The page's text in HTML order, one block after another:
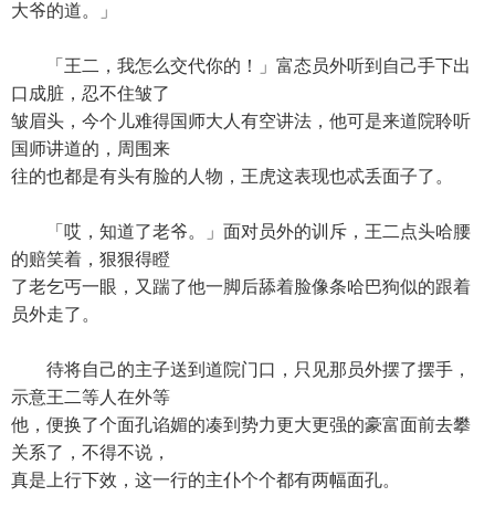
大爷的道。」
「王二，我怎么交代你的！」富态员外听到自己手下出
口成脏，忍不住皱了
皱眉头，今个儿难得国师大人有空讲法，他可是来道院聆听
国师讲道的，周围来
往的也都是有头有脸的人物，王虎这表现也忒丢面子了。
「哎，知道了老爷。」面对员外的训斥，王二点头哈腰
的赔笑着，狠狠得瞪
了老乞丐一眼，又踹了他一脚后舔着脸像条哈巴狗似的跟着
员外走了。
待将自己的主子送到道院门口，只见那员外摆了摆手，
示意王二等人在外等
他，便换了个面孔谄媚的凑到势力更大更强的豪富面前去攀
关系了，不得不说，
真是上行下效，这一行的主仆个个都有两幅面孔。